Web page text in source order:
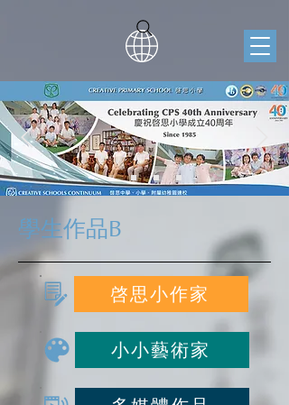
學生作品B
啓思小作家
小小藝術家